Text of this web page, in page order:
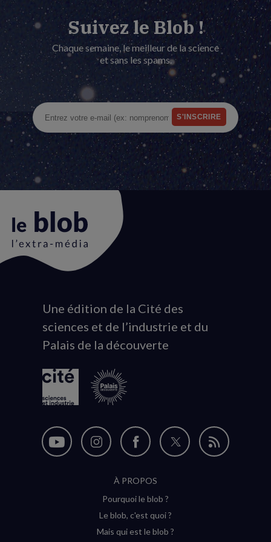
Suivez le Blob !
Chaque semaine, le meilleur de la science
et sans les spams.
Animation
du
logo
Une édition de la Cité des
sciences et de l’industrie et du
Palais de la découverte
Nous
Nous
Instagram
(nouvelle
Nous
sur
Facebook
(nouvelle
Nous
Flux
À PROPOS
Pourquoi le blob ?
Le blob, c'est quoi ?
Mais qui est le blob ?